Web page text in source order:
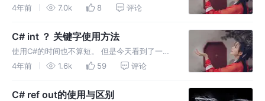
但是，加载的过程变得很缓慢。 这个给用户的
度条。 项目启动的时候，加载进度条，界面UI
加载完毕，进度条消失。
4年前 7.0k 8 评论
C# int ？ 关键字使用方法
使用C#的时间也不算短。 但是今天看到了一个
从来没有见过的写法 Int ？ 这是个什么写法，
1、int? 关键字说明 (1)、int? 表示一个int类型
4年前 1.6k 59 评论
C# ref out的使用与区别